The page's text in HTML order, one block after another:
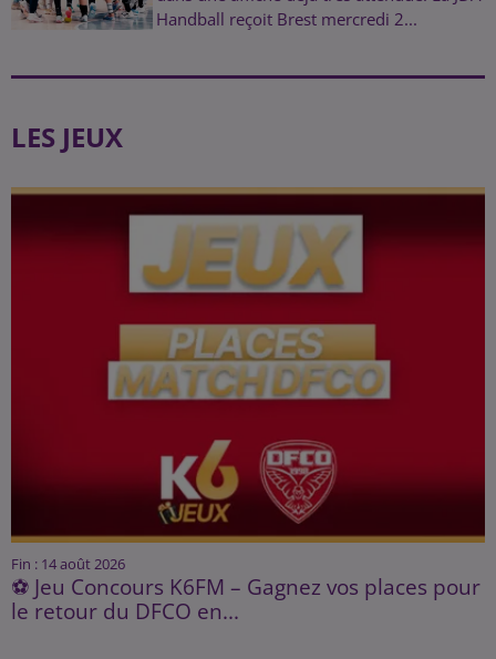
Handball reçoit Brest mercredi 2...
LES JEUX
Fin : 14 août 2026
⚽ Jeu Concours K6FM – Gagnez vos places pour
le retour du DFCO en...